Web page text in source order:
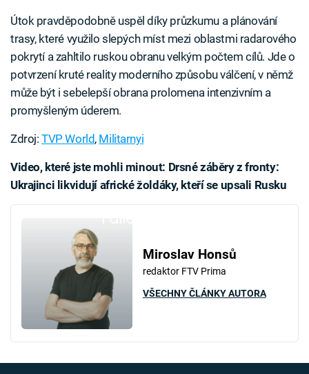
Útok pravděpodobně uspěl díky průzkumu a plánování
trasy, které využilo slepých míst mezi oblastmi radarového
pokrytí a zahltilo ruskou obranu velkým počtem cílů. Jde o
potvrzení kruté reality moderního způsobu válčení, v němž
může být i sebelepší obrana prolomena intenzivním a
promyšleným úderem.
Zdroj:TVP World, Militarnyi
Video, které jste mohli minout: Drsné záběry z fronty:
Ukrajinci likvidují africké žoldáky, kteří se upsali Rusku
Miroslav Honsů
redaktor FTV Prima
VŠECHNY ČLÁNKY AUTORA